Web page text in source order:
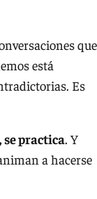
que
está
Es
se practica. Y
a hacerse